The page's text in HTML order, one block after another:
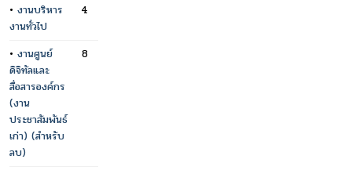
• งานบริหาร
งานทั่วไป
4
• งานศูนย์
ดิจิทัลและ
สื่อสารองค์กร
(งาน
ประชาสัมพันธ์
เก่า) (สำหรับ
ลบ)
8